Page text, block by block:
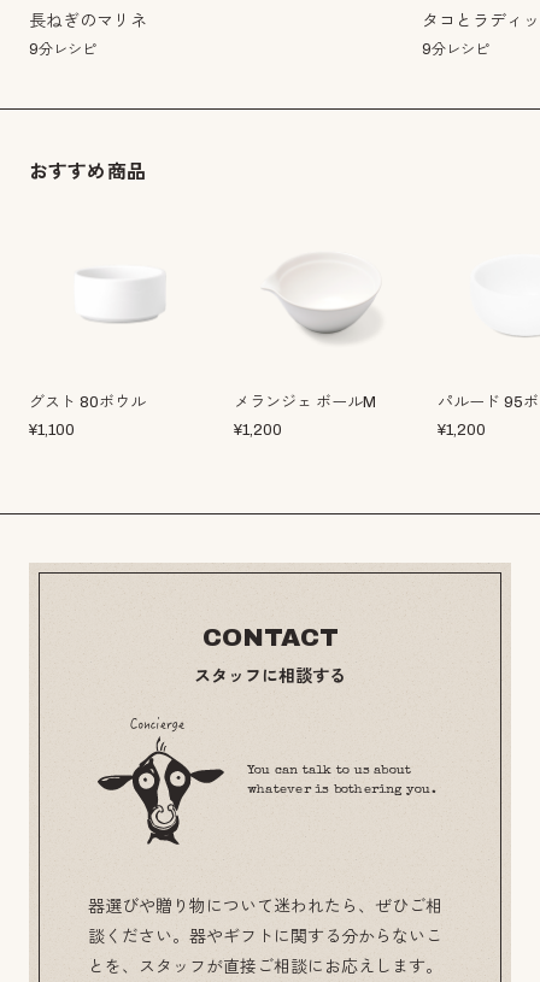
長ねぎのマリネ
9分レシピ
タコとラディ
9分レシピ
おすすめ商品
グスト 80ボウル
¥1,100
メランジェ ボールM
¥1,200
パルード 95
¥1,200
CONTACT
スタッフに相談する
You can talk to us about
whatever is bothering you.
器選びや贈り物について迷われたら、ぜひご相
談ください。器やギフトに関する分からないこ
とを、スタッフが直接ご相談にお応えします。